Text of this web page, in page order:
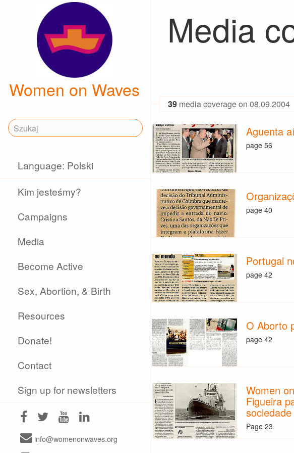
Women on Waves
Language: Polski
Kim jesteśmy?
Campaigns
Media
Become Active
Sex, Abortion, & Birth
Resources
Donate!
Contact
Sign up for newsletters
info@womenonwaves.org
Media
39 media coverage on 08.09.2004
Aguenta
page 56
page 40
Portugal
page 42
O Aborto
page 42
Women
Figueira
sociedade
Page 23